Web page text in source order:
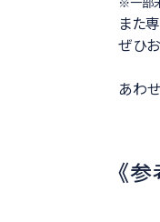
ハイ
また
ぜひ
あわ
《